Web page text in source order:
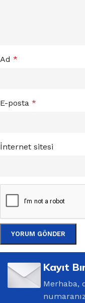
Ad *
E-posta *
İnternet sitesi
Kayıt
Merhaba,